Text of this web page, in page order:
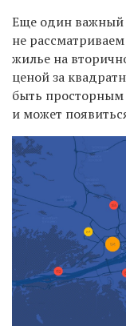
Еще один
не
жилье на
ценой за
быть просторным
и может